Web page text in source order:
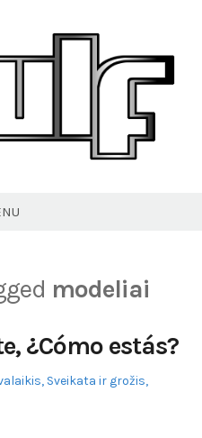
modeliai
¿Cómo estás?
, Sveikata ir grožis,